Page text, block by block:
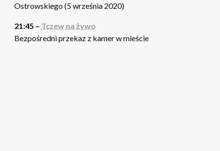
Ostrowskiego (5 września 2020)
21:45 – Tczew na żywo
Bezpośredni przekaz z kamer w mieście